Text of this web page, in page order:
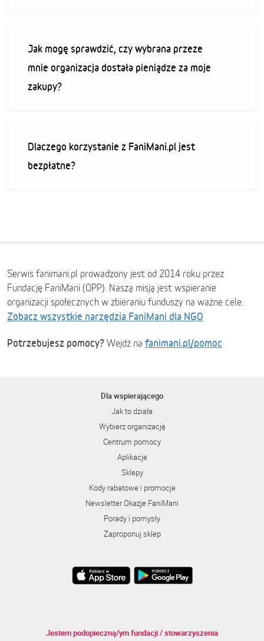
Jak mogę sprawdzić, czy wybrana przeze
mnie organizacja dostała pieniądze za moje
zakupy?
Dlaczego korzystanie z FaniMani.pl jest
bezpłatne?
Serwis fanimani.pl prowadzony jest od 2014 roku przez
Fundację FaniMani (OPP). Naszą misją jest wspieranie
organizacji społecznych w zbieraniu funduszy na ważne cele.
Zobacz wszystkie narzędzia FaniMani dla NGO
Potrzebujesz pomocy? Wejdź na fanimani.pl/pomoc
Dla wspierającego
Jak to działa
Wybierz organizację
Centrum pomocy
Aplikacje
Sklepy
Kody rabatowe i promocje
Newsletter Okazje FaniMani
Porady i pomysły
Zaproponuj sklep
Jestem podopieczną/ym fundacji / stowarzyszenia